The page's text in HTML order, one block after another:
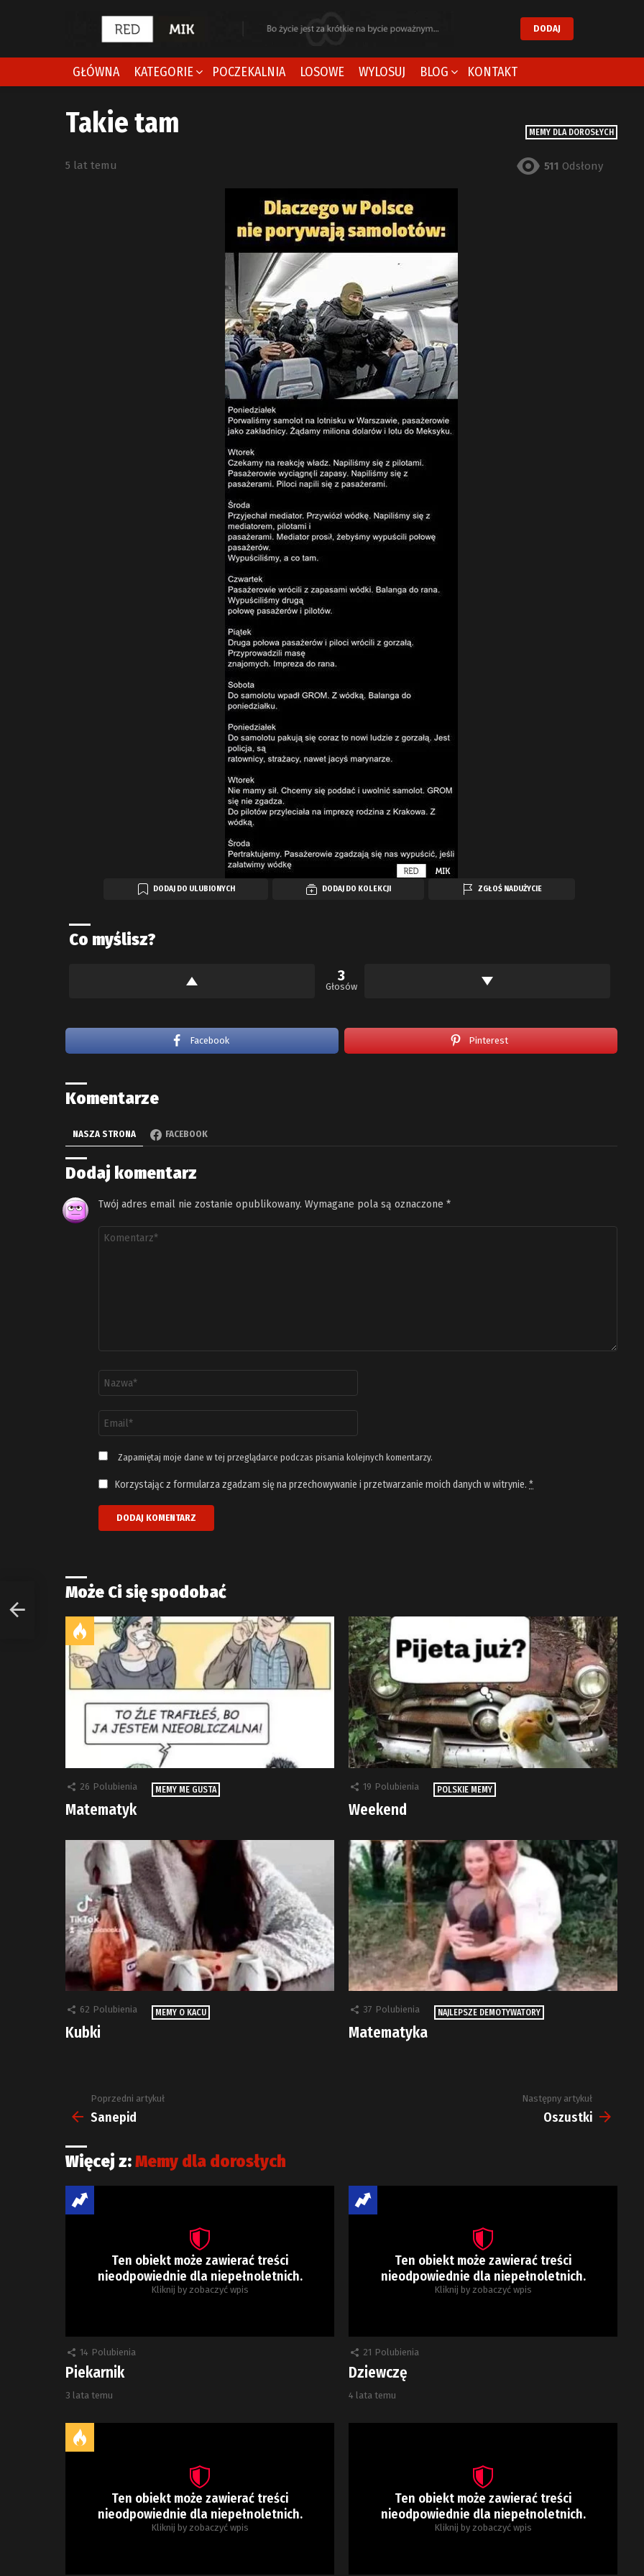
DODAJ
GŁÓWNA KATEGORIE POCZEKALNIA LOSOWE WYLOSUJ BLOG KONTAKT
MEMY DLA DOROSŁYCH
Takie tam
5 lat temu 511 Odsłony
DODAJ DO ULUBIONYCH DODAJ DO KOLEKCJI ZGŁOŚ NADUŻYCIE
Co myślisz?
3
Głosów
Facebook Pinterest
Komentarze
NASZA STRONA FACEBOOK
Dodaj komentarz
Twój adres email nie zostanie opublikowany. Wymagane pola są oznaczone *
Komentarz
email
*
Zapamiętaj moje dane w tej przeglądarce podczas pisania kolejnych komentarzy.
Korzystając z formularza zgadzam się na przechowywanie i przetwarzanie moich danych w witrynie. *
Może Ci się spodobać
26 Polubienia MEMY ME GUSTA
Matematyk
19 Polubienia POLSKIE MEMY
Weekend
62 Polubienia MEMY O KACU
Kubki
37 Polubienia NAJLEPSZE DEMOTYWATORY
Matematyka
Zobacz
więcej
Poprzedni artykuł
Sanepid
Następny artykuł
Oszustki
Więcej z:Memy dla dorosłych
Ten obiekt może zawierać treści
nieodpowiednie dla niepełnoletnich.
Kliknij by zobaczyć wpis
14 Polubienia
Piekarnik
3 lata temu
Ten obiekt może zawierać treści
nieodpowiednie dla niepełnoletnich.
Kliknij by zobaczyć wpis
21 Polubienia
Dziewczę
4 lata temu
Ten obiekt może zawierać treści
nieodpowiednie dla niepełnoletnich.
Kliknij by zobaczyć wpis
Ten obiekt może zawierać treści
nieodpowiednie dla niepełnoletnich.
Kliknij by zobaczyć wpis